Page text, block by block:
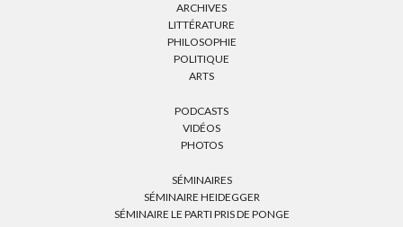
ARCHIVES
LITTÉRATURE
PHILOSOPHIE
POLITIQUE
ARTS
PODCASTS
VIDÉOS
PHOTOS
SÉMINAIRES
SÉMINAIRE HEIDEGGER
SÉMINAIRE LE PARTI PRIS DE PONGE